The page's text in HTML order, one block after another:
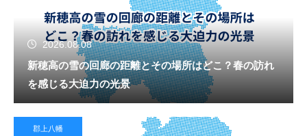
2026.08.08
新穂高の雪の回廊の距離とその場所はどこ？春の訪れ
を感じる大迫力の光景
郡上八幡